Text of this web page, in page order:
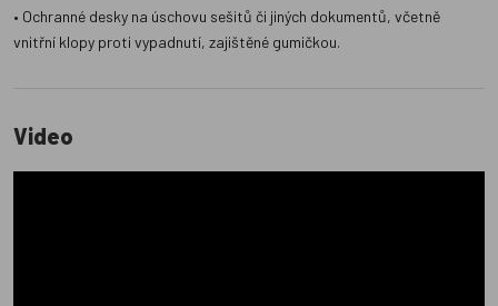
• Ochranné desky na úschovu sešitů či jiných dokumentů, včetně
vnitřní klopy proti vypadnutí, zajištěné gumičkou.
Video